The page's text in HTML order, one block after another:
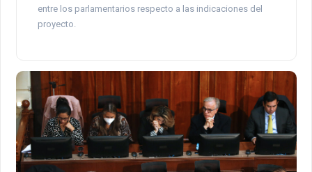
entre los parlamentarios respecto a las indicaciones del
proyecto.